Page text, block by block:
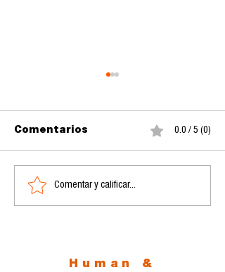
Cartel de protesta:
Constructivismo y
política
Comentarios 0.0 / 5 (0)
Comentar y calificar...
Human &